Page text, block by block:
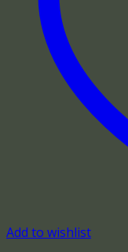
Add to wishlist